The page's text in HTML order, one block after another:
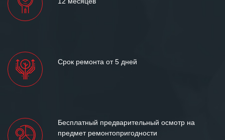
Срок ремонта от 5 дней
Бесплатный предварительный осмотр на
предмет ремонтопригодности